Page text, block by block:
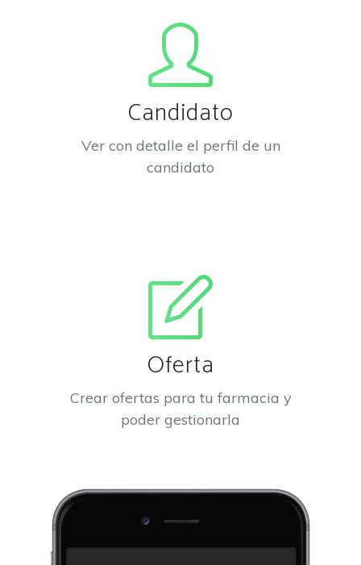
Candidato
Ver con detalle el perfil de un
candidato
Oferta
Crear ofertas para tu farmacia y
poder gestionarla